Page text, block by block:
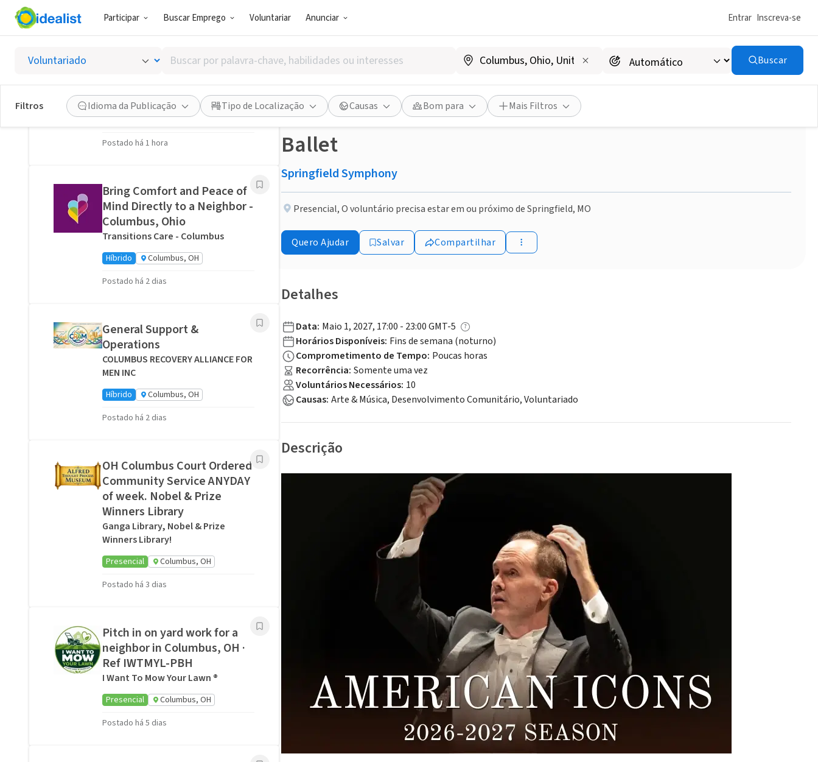
Participar Buscar Emprego Voluntariar Anunciar Entrar Inscreva-se
Buscar
por
palavra-
chave,
habilidades
ou
interesses
Buscar
Filtros Idioma da Publicação Tipo de Localização Causas Bom para Mais Filtros
Publicado há 1 mês Feito em um Dia
5/1/27 Swan Lake – Full Ballet with the Saint Louis
Ballet
Springfield Symphony
Presencial,O voluntário precisa estar em ou próximo de Springfield, MO
Quero Ajudar Salvar Compartilhar
Detalhes
Data: Maio 1, 2027, 17:00 - 23:00 GMT-5
Horários Disponíveis: Fins de semana (noturno)
Comprometimento de Tempo: Poucas horas
Recorrência: Somente uma vez
Voluntários Necessários: 10
Causas: Arte & Música, Desenvolvimento Comunitário, Voluntariado
Descrição
Oportunidades de Voluntariado Relacionadas
Stitch a Memory Bear/Pillow:
Create a Forever Friend.
VITAS Healthcare of Columbus
Virtual
Ohio, US
Postado há 1 hora
Bring Comfort and Peace of
Mind Directly to a Neighbor -
Columbus, Ohio
Transitions Care - Columbus
Híbrido
Columbus, OH
Postado há 2 dias
General Support &
Operations
COLUMBUS RECOVERY ALLIANCE FOR
MEN INC
Híbrido
Columbus, OH
Postado há 2 dias
OH Columbus Court Ordered
Community Service ANYDAY
of week. Nobel & Prize
Winners Library
Ganga Library, Nobel & Prize
Winners Library!
Presencial
Columbus, OH
Postado há 3 dias
Pitch in on yard work for a
neighbor in Columbus, OH ·
Ref IWTMYL-PBH
I Want To Mow Your Lawn ®
Presencial
Columbus, OH
Postado há 5 dias